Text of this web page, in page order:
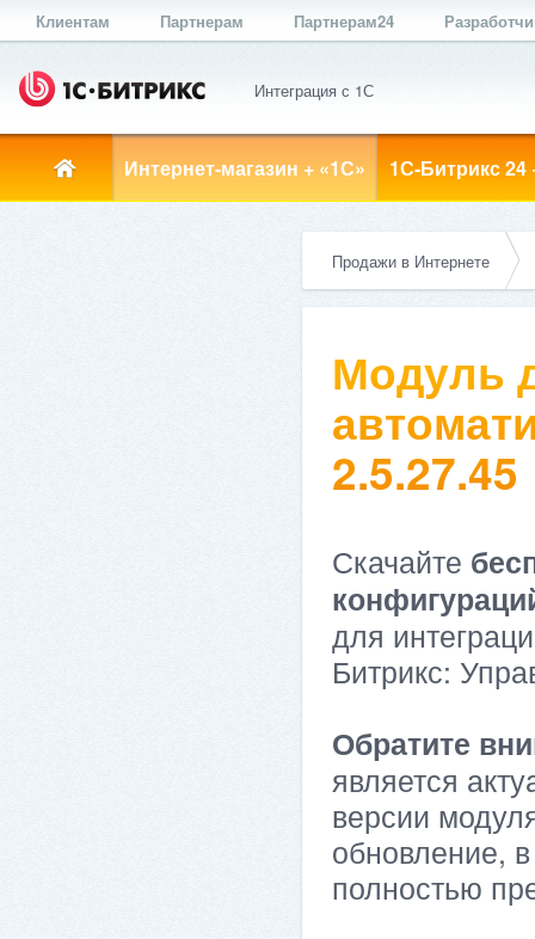
Клиентам Партнерам Партнерам24
Интеграция с 1С
Интернет-магазин + «1С» 1С-Битрикс 24
Продажи в Интернете
Модуль
2.5.27.45
Скачайте
для
Битрикс:
Обратите
является
версии
обновление,
полностью